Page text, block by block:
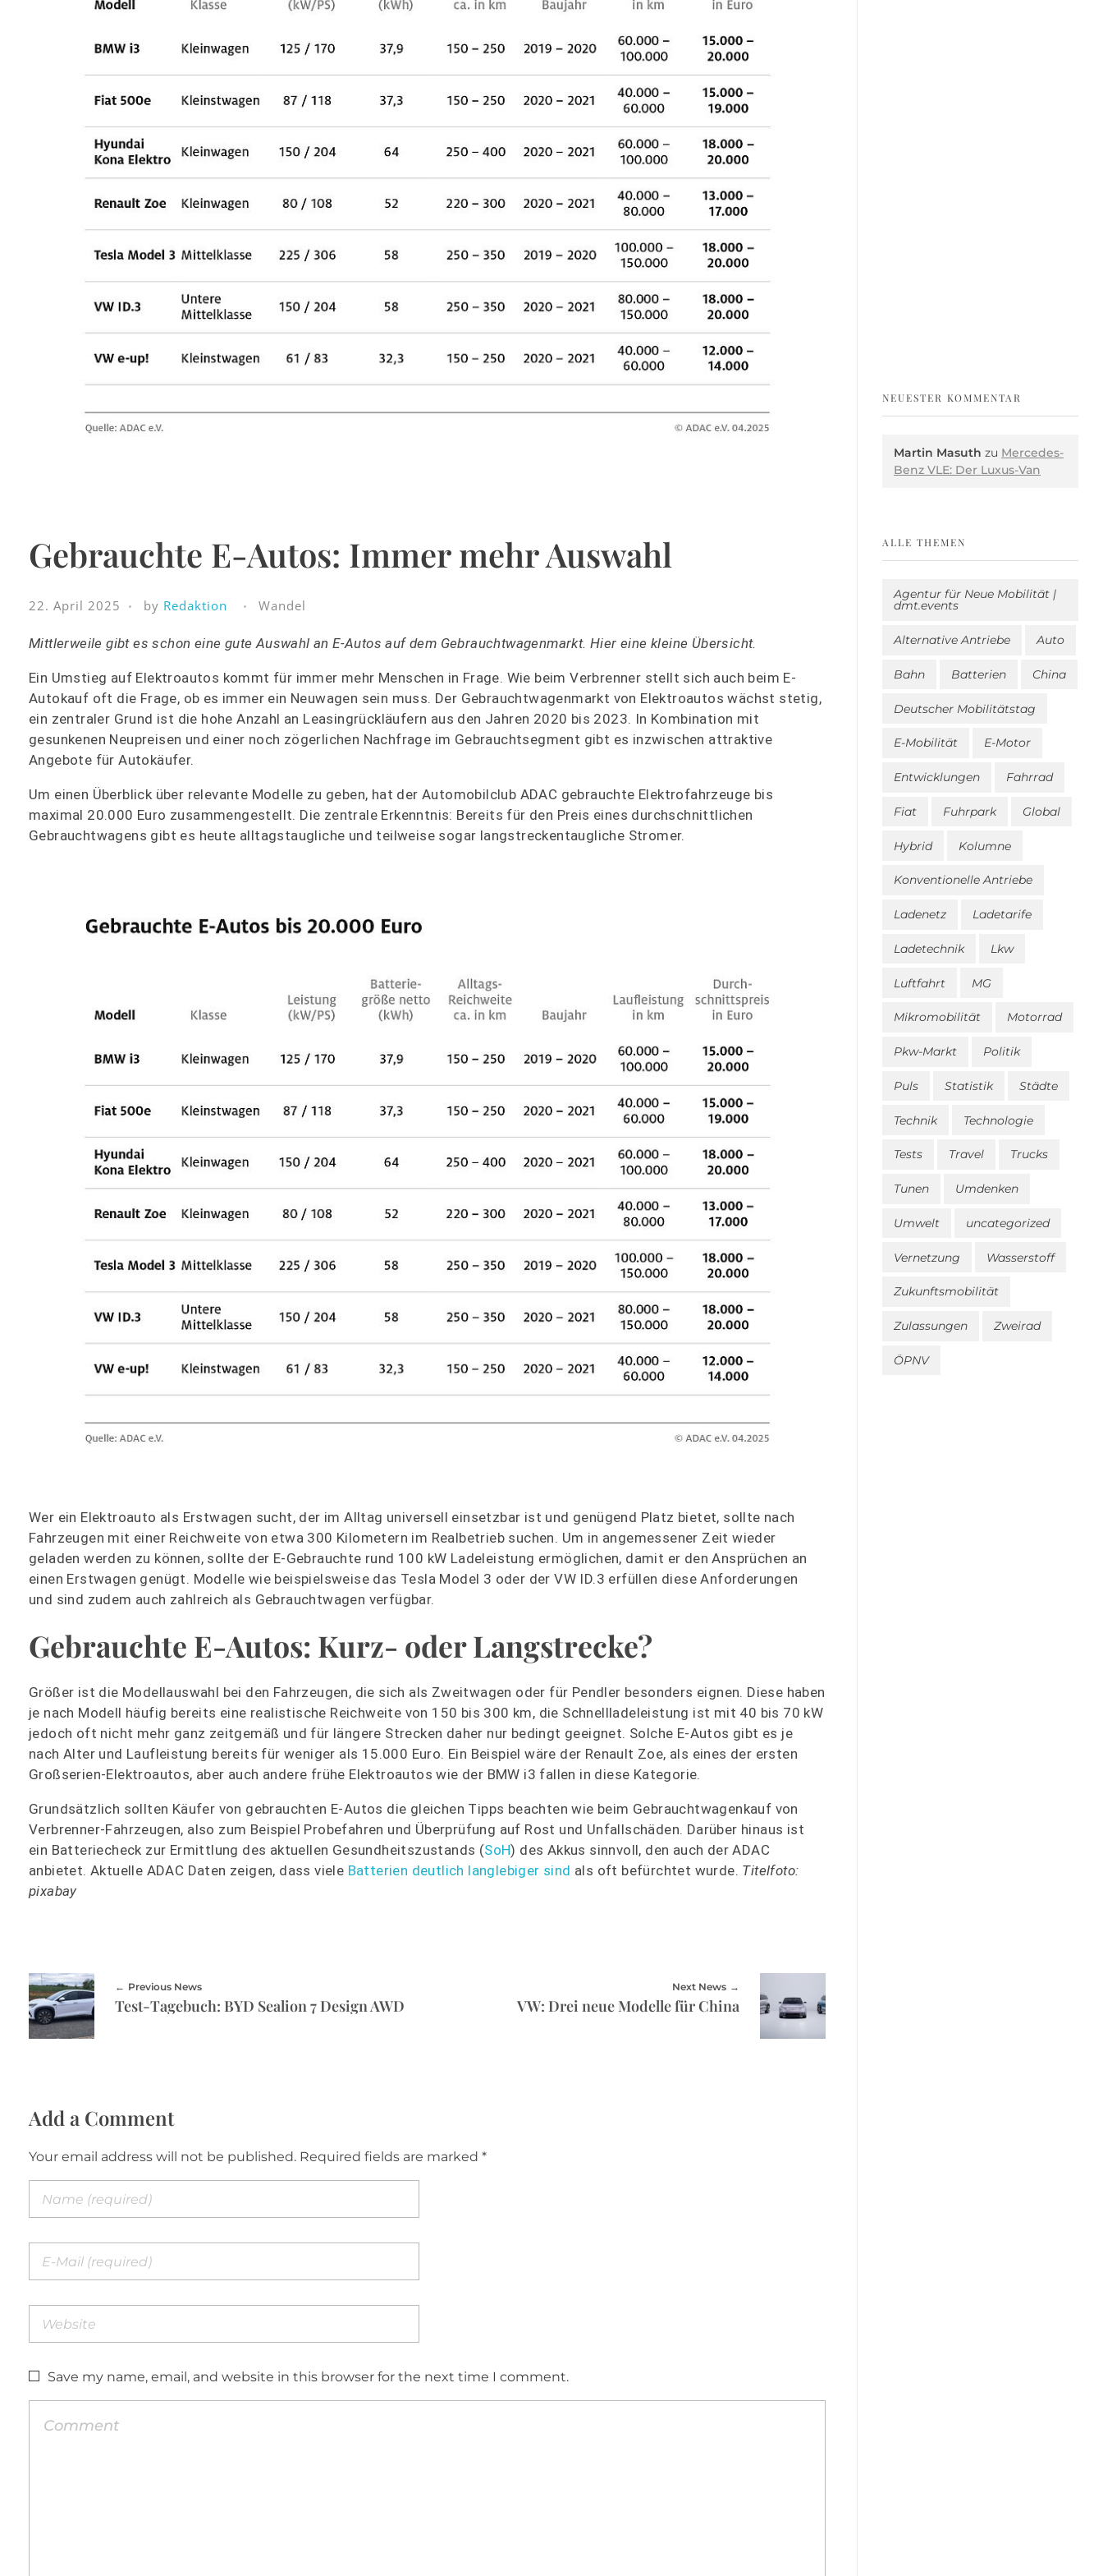
Gebrauchte E-Autos: Immer mehr Auswahl
22. April 2025 by Redaktion Wandel
Mittlerweile gibt es schon eine gute Auswahl an E-Autos auf dem Gebrauchtwagenmarkt. Hier eine kleine Übersicht.
Ein Umstieg auf Elektroautos kommt für immer mehr Menschen in Frage. Wie beim Verbrenner stellt sich auch beim E-
Autokauf oft die Frage, ob es immer ein Neuwagen sein muss. Der Gebrauchtwagenmarkt von Elektroautos wächst stetig,
ein zentraler Grund ist die hohe Anzahl an Leasingrückläufern aus den Jahren 2020 bis 2023. In Kombination mit
gesunkenen Neupreisen und einer noch zögerlichen Nachfrage im Gebrauchtsegment gibt es inzwischen attraktive
Angebote für Autokäufer.
Um einen Überblick über relevante Modelle zu geben, hat der Automobilclub ADAC gebrauchte Elektrofahrzeuge bis
maximal 20.000 Euro zusammengestellt. Die zentrale Erkenntnis: Bereits für den Preis eines durchschnittlichen
Gebrauchtwagens gibt es heute alltagstaugliche und teilweise sogar langstreckentaugliche Stromer.
Wer ein Elektroauto als Erstwagen sucht, der im Alltag universell einsetzbar ist und genügend Platz bietet, sollte nach
Fahrzeugen mit einer Reichweite von etwa 300 Kilometern im Realbetrieb suchen. Um in angemessener Zeit wieder
geladen werden zu können, sollte der E-Gebrauchte rund 100 kW Ladeleistung ermöglichen, damit er den Ansprüchen an
einen Erstwagen genügt. Modelle wie beispielsweise das Tesla Model 3 oder der VW ID.3 erfüllen diese Anforderungen
und sind zudem auch zahlreich als Gebrauchtwagen verfügbar.
Gebrauchte E-Autos: Kurz- oder Langstrecke?
Größer ist die Modellauswahl bei den Fahrzeugen, die sich als Zweitwagen oder für Pendler besonders eignen. Diese haben
je nach Modell häufig bereits eine realistische Reichweite von 150 bis 300 km, die Schnellladeleistung ist mit 40 bis 70 kW
jedoch oft nicht mehr ganz zeitgemäß und für längere Strecken daher nur bedingt geeignet. Solche E-Autos gibt es je
nach Alter und Laufleistung bereits für weniger als 15.000 Euro. Ein Beispiel wäre der Renault Zoe, als eines der ersten
Großserien-Elektroautos, aber auch andere frühe Elektroautos wie der BMW i3 fallen in diese Kategorie.
Grundsätzlich sollten Käufer von gebrauchten E-Autos die gleichen Tipps beachten wie beim Gebrauchtwagenkauf von
Verbrenner-Fahrzeugen, also zum Beispiel Probefahren und Überprüfung auf Rost und Unfallschäden. Darüber hinaus ist
ein Batteriecheck zur Ermittlung des aktuellen Gesundheitszustands (SoH) des Akkus sinnvoll, den auch der ADAC
anbietet. Aktuelle ADAC Daten zeigen, dass viele Batterien deutlich langlebiger sind als oft befürchtet wurde. Titelfoto:
pixabay
Previous News
Test-Tagebuch: BYD Sealion 7 Design AWD
Next News
VW: Drei neue Modelle für China
Add a Comment
Your email address will not be published. Required fields are marked *
Save my name, email, and website in this browser for the next time I comment.
NEUESTER KOMMENTAR
Martin Masuth zu Mercedes-
Benz VLE: Der Luxus-Van
ALLE THEMEN
Agentur für Neue Mobilität |
dmt.events
Alternative Antriebe Auto
Bahn Batterien China
Deutscher Mobilitätstag
E-Mobilität E-Motor
Entwicklungen Fahrrad
Fiat Fuhrpark Global
Hybrid Kolumne
Konventionelle Antriebe
Ladenetz Ladetarife
Ladetechnik Lkw
Luftfahrt MG
Mikromobilität Motorrad
Pkw-Markt Politik
Puls Statistik Städte
Technik Technologie
Tests Travel Trucks
Tunen Umdenken
Umwelt uncategorized
Vernetzung Wasserstoff
Zukunftsmobilität
Zulassungen Zweirad
ÖPNV